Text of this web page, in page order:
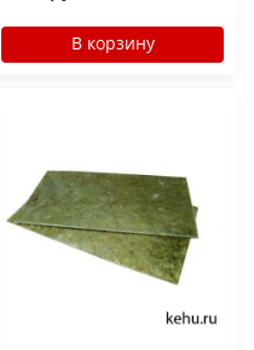
В корзину